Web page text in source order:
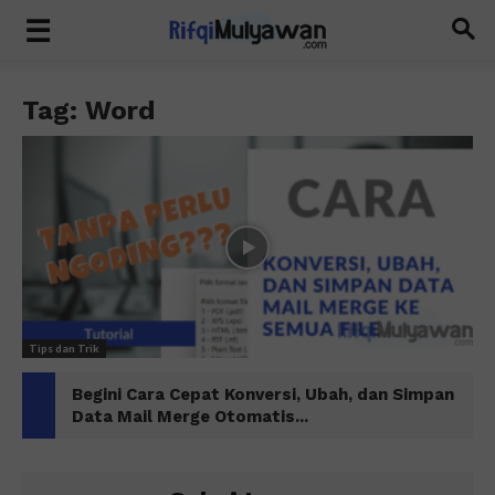
Tag: Word
Tips dan Trik
Begini Cara Cepat Konversi, Ubah, dan Simpan
Data Mail Merge Otomatis...